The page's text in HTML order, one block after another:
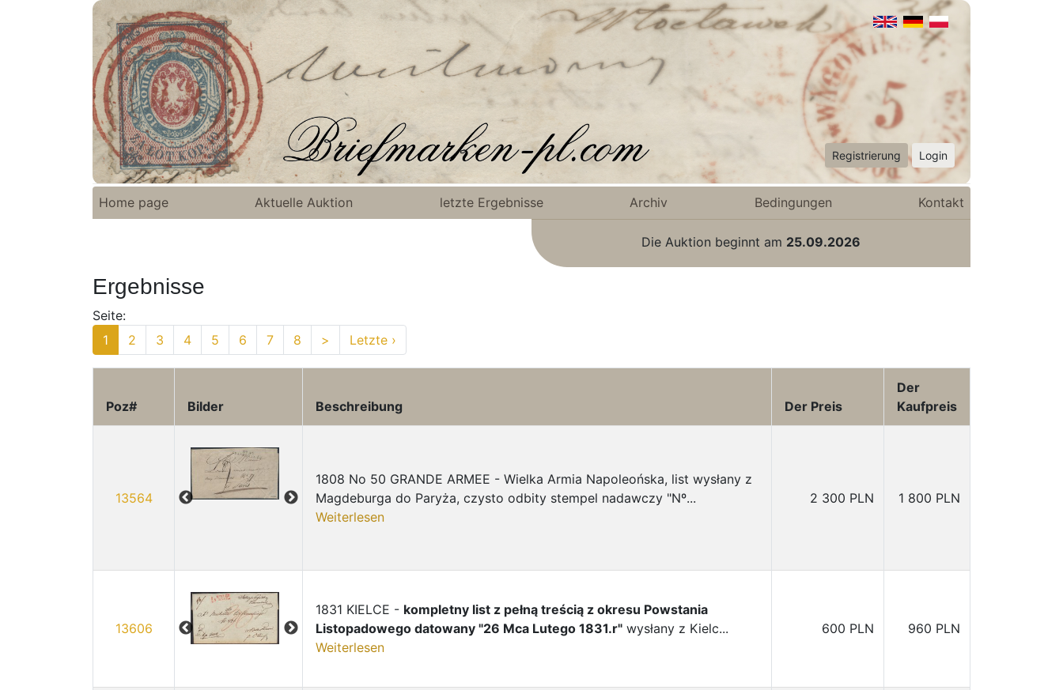
Registrierung Login
Home page Aktuelle Auktion letzte Ergebnisse Archiv Bedingungen Kontakt
Die Auktion beginnt am 25.09.2026
Ergebnisse
Seite:
1
2 3 4 5 6 7 8 > Letzte ›
Poz# Bilder Beschreibung Der Preis
Der
Kaufpreis
13564
1808 No 50 GRANDE ARMEE - Wielka Armia Napoleońska, list wysłany z
Magdeburga do Paryża, czysto odbity stempel nadawczy "Nº...
Weiterlesen
2 300 PLN 1 800 PLN
13606
1831 KIELCE - kompletny list z pełną treścią z okresu Powstania
Listopadowego datowany "26 Mca Lutego 1831.r" wysłany z Kielc...
Weiterlesen
600 PLN 960 PLN